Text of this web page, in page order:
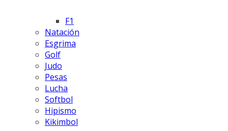
F1
Natación
Esgrima
Golf
Judo
Pesas
Lucha
Softbol
Hipismo
Kikimbol